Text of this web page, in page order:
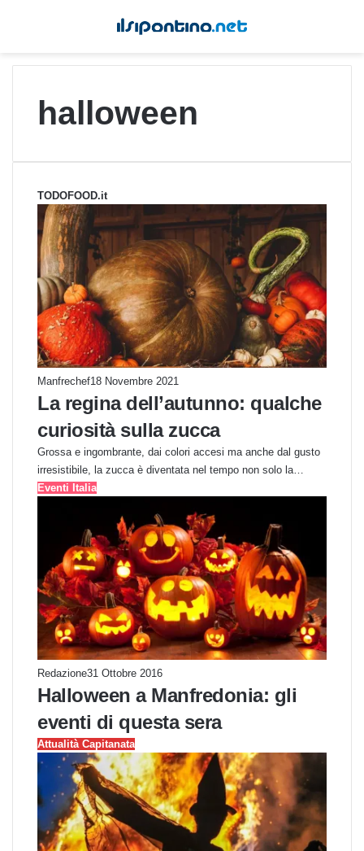
halloween
TODOFOOD.it
Manfrechef18 Novembre 2021
La regina dell’autunno: qualche
curiosità sulla zucca
Grossa e ingombrante, dai colori accesi ma anche dal gusto
irresistibile, la zucca è diventata nel tempo non solo la…
Eventi Italia
Redazione31 Ottobre 2016
Halloween a Manfredonia: gli
eventi di questa sera
Attualità Capitanata